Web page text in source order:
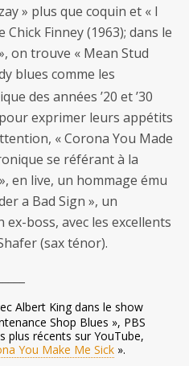
» plus que coquin et « I
Finney (1963); dans le
on trouve « Mean Stud
blues comme les
des années ’20 et ’30
exprimer leurs appétits
« Corona You Made
se référant à la
en live, un hommage ému
a Bad Sign », un
boss, avec les excellents
(sax ténor).
Albert King dans le show
Shop Blues », PBS
plus récents sur YouTube,
You Make Me Sick ».